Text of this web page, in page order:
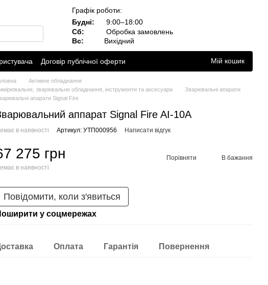
Графік роботи:
Будні:
9:00–18:00
Сб:
Обробка замовлень
Вс:
Вихідний
Договір публічної оферти
Мій кошик
Активне обладнання
зварювальне обладнання, інструменти та аксесуари
Зварювальні апарати
апарати Signal Fire
аппарат Signal Fire AI-10A
в наявності Артикул: УТП000956 Написати відгук
275 грн
в наявності
Порівняти В бажання
Повідомити, коли з'явиться
у соцмережах
Оплата Гарантія Повернення